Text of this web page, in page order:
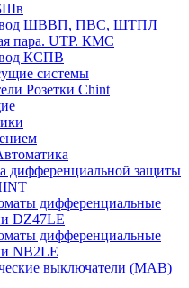
ШВВП, ПВС, ШТПЛ
пара. UTP. КМС
КСПВ
системы
Розетки Chint
дифференциальной защиты
дифференциальные
DZ47LE
дифференциальные
NB2LE
выключатели (МАВ)